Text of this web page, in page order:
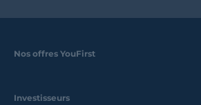
Nos offres YouFirst
Investisseurs